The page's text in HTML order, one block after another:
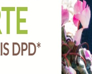
fruits